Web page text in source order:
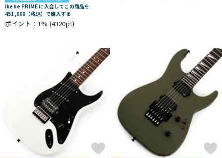
Ikebe PRIME に入会してこの商品を
451,000（税込）で購入する
ポイント：1% (4320pt)